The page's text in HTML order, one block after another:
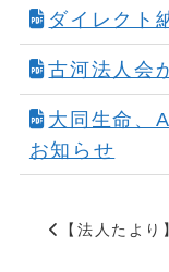
ダイレクト
古河法人会
大同生命、
お知らせ
【法人たよ